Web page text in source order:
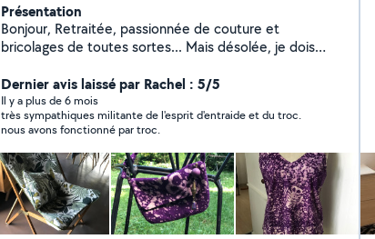
Présentation
Bonjour, Retraitée, passionnée de couture et
bricolages de toutes sortes... Mais désolée, je dois
beau! Je rénove l'ancienne maison de famille et son
jardin! ... J'ai de très nombreux outils... qui ne me
servent pas tout le temps et que je peux partager , de
préférence en échanges de services quand c'est
possible! ... On appelle ça un troc ! C'est gratuit et
légal! Jours de pluie! C'est la couture, la création
textile... Mais aussi le DIY = Do It Yourself . Le « Faire
soi-même » peut être aussi une source de grandes
satisfactions ! Je propose ma machine à coudre
Dernier avis laissé par Rachel : 5/5
Il y a plus de 6 mois
très sympathiques militante de l'esprit d'entraide et du troc.
nous avons fonctionné par troc.